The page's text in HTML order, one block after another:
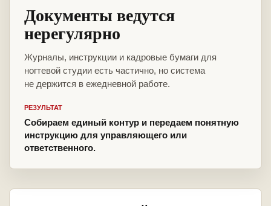
Документы ведутся
нерегулярно
Журналы, инструкции и кадровые бумаги для
ногтевой студии есть частично, но система
не держится в ежедневной работе.
РЕЗУЛЬТАТ
Собираем единый контур и передаем понятную
инструкцию для управляющего или
ответственного.